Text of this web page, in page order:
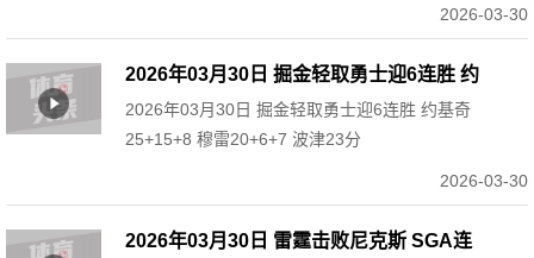
2026-03-30
2026年03月30日 掘金轻取勇士迎6连胜 约
基奇25+15+8 穆雷20+6+7 波津23分
2026年03月30日 掘金轻取勇士迎6连胜 约基奇
25+15+8 穆雷20+6+7 波津23分
2026-03-30
2026年03月30日 雷霆击败尼克斯 SGA连